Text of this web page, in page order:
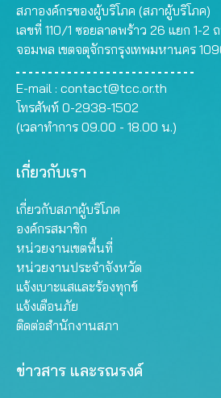
สภาองค์กรของผู้บริโภค (สภาผู้บริโภค)
เลขที่ 110/1 ซอยลาดพร้าว 26 แยก 1-2
จอมพล เขตจตุจักรกรุงเทพมหานคร
E-mail : contact@tcc.or.th
โทรศัพท์ 0-2938-1502
(เวลาทำการ 09.00 - 18.00 น.)
เกี่ยวกับเรา
เกี่ยวกับสภาผู้บริโภค
องค์กรสมาชิก
หน่วยงานเขตพื้นที่
หน่วยงานประจำจังหวัด
แจ้งเบาะแสและร้องทุกข์
แจ้งเตือนภัย
ติดต่อสำนักงานสภา
ข่าวสาร และรณรงค์